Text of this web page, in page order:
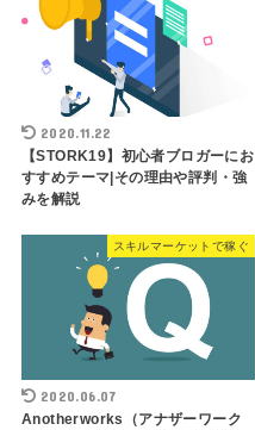
2020.11.22
【STORK19】初心者ブロガーにお
すすめテーマ|その理由や評判・強
みを解説
スキルマーケットで稼ぐ
2020.06.07
Anotherworks（アナザーワーク